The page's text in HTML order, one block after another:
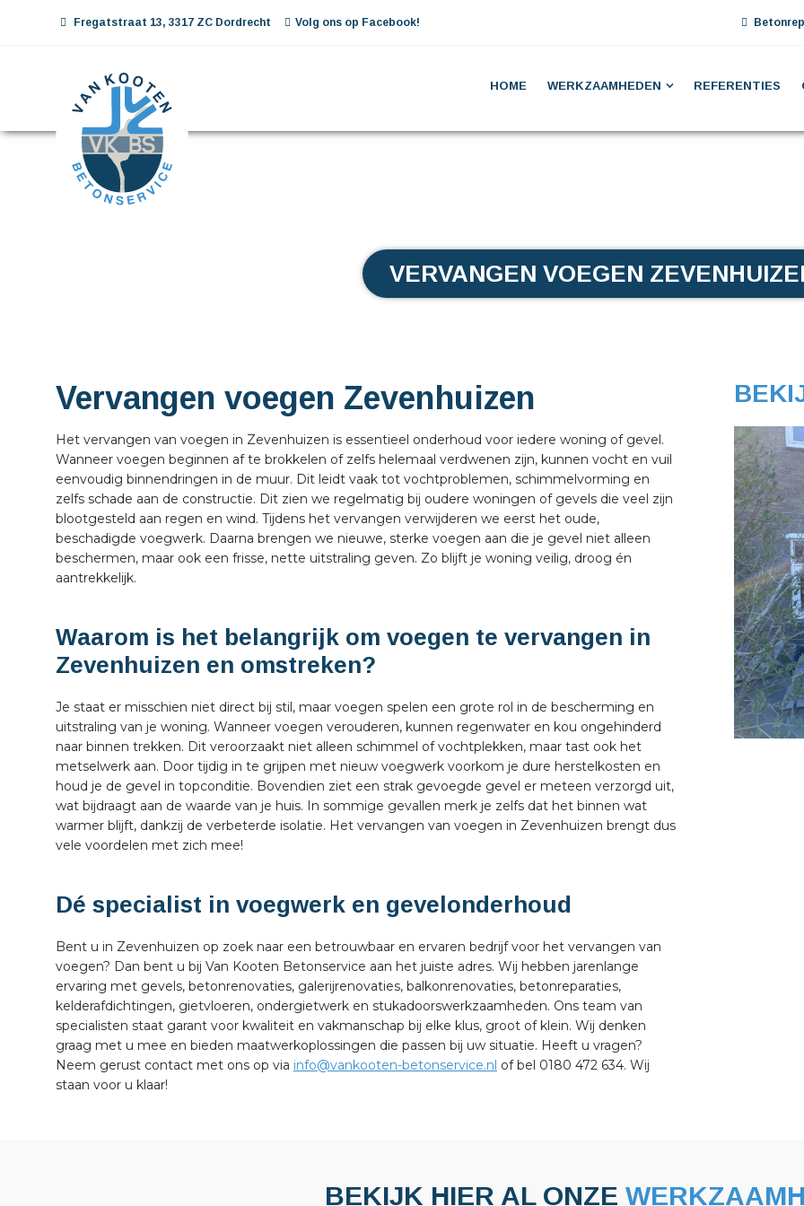
Fregatstraat 13, 3317 ZC Dordrecht Volg ons op Facebook!
HOME WERKZAAMHEDEN REFERENTIES
VERVANGEN VOEGEN
Vervangen voegen Zevenhuizen
Het vervangen van voegen in Zevenhuizen is essentieel onderhoud voor iedere woning of gevel.
Wanneer voegen beginnen af te brokkelen of zelfs helemaal verdwenen zijn, kunnen vocht en vuil
eenvoudig binnendringen in de muur. Dit leidt vaak tot vochtproblemen, schimmelvorming en
zelfs schade aan de constructie. Dit zien we regelmatig bij oudere woningen of gevels die veel zijn
blootgesteld aan regen en wind. Tijdens het vervangen verwijderen we eerst het oude,
beschadigde voegwerk. Daarna brengen we nieuwe, sterke voegen aan die je gevel niet alleen
beschermen, maar ook een frisse, nette uitstraling geven. Zo blijft je woning veilig, droog én
aantrekkelijk.
Waarom is het belangrijk om voegen te vervangen in
Zevenhuizen en omstreken?
Je staat er misschien niet direct bij stil, maar voegen spelen een grote rol in de bescherming en
uitstraling van je woning. Wanneer voegen verouderen, kunnen regenwater en kou ongehinderd
naar binnen trekken. Dit veroorzaakt niet alleen schimmel of vochtplekken, maar tast ook het
metselwerk aan. Door tijdig in te grijpen met nieuw voegwerk voorkom je dure herstelkosten en
houd je de gevel in topconditie. Bovendien ziet een strak gevoegde gevel er meteen verzorgd uit,
wat bijdraagt aan de waarde van je huis. In sommige gevallen merk je zelfs dat het binnen wat
warmer blijft, dankzij de verbeterde isolatie. Het vervangen van voegen in Zevenhuizen brengt dus
vele voordelen met zich mee!
Dé specialist in voegwerk en gevelonderhoud
Bent u in Zevenhuizen op zoek naar een betrouwbaar en ervaren bedrijf voor het vervangen van
voegen? Dan bent u bij Van Kooten Betonservice aan het juiste adres. Wij hebben jarenlange
ervaring met gevels, betonrenovaties, galerijrenovaties, balkonrenovaties, betonreparaties,
kelderafdichtingen, gietvloeren, ondergietwerk en stukadoorswerkzaamheden. Ons team van
specialisten staat garant voor kwaliteit en vakmanschap bij elke klus, groot of klein. Wij denken
graag met u mee en bieden maatwerkoplossingen die passen bij uw situatie. Heeft u vragen?
Neem gerust contact met ons op via info@vankooten-betonservice.nl of bel 0180 472 634. Wij
staan voor u klaar!
BEKIJK HIER AL ONZE